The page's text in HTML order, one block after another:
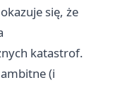
się, że
katastrof.
(i